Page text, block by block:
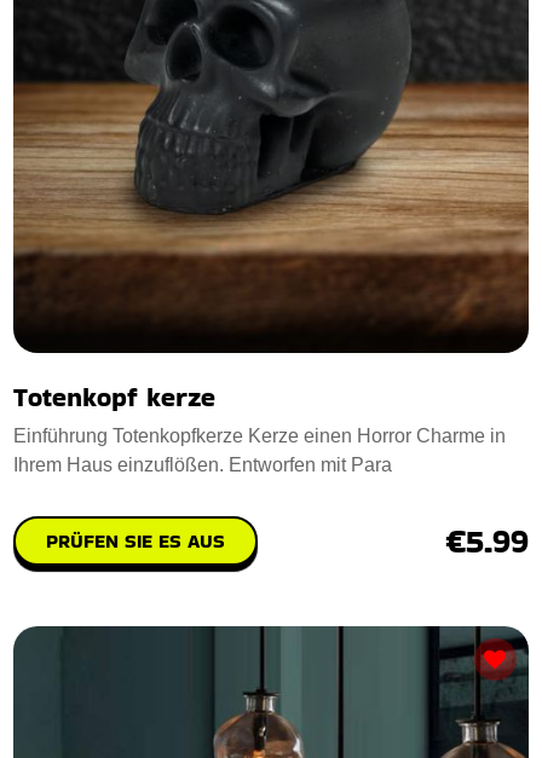
Totenkopf kerze
Einführung Totenkopfkerze Kerze einen Horror Charme in
Ihrem Haus einzuflößen. Entworfen mit Para
PRÜFEN SIE ES AUS €5.99